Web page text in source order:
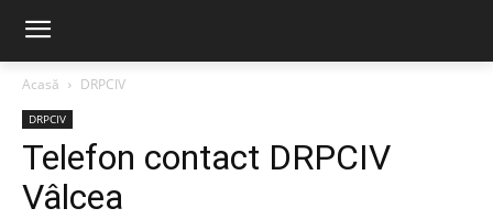
Acasă DRPCIV
DRPCIV
Telefon contact DRPCIV
Vâlcea